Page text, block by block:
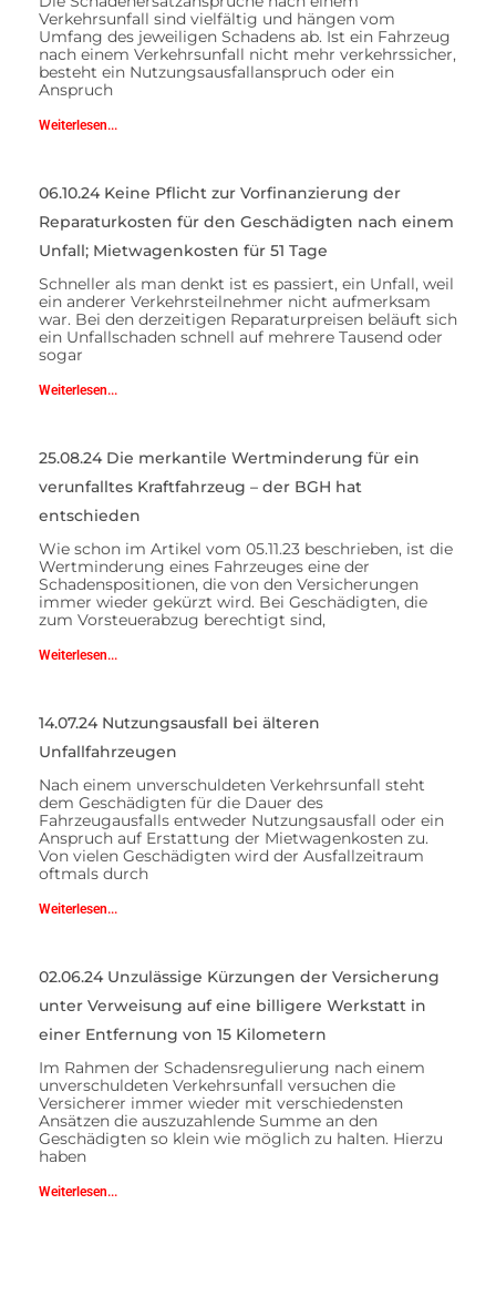
Verkehrsunfall sind vielfältig und hängen vom
Umfang des jeweiligen Schadens ab. Ist ein Fahrzeug
nach einem Verkehrsunfall nicht mehr verkehrssicher,
besteht ein Nutzungsausfallanspruch oder ein
Anspruch
Weiterlesen...
06.10.24 Keine Pflicht zur Vorfinanzierung der
Reparaturkosten für den Geschädigten nach einem
Unfall; Mietwagenkosten für 51 Tage
Schneller als man denkt ist es passiert, ein Unfall, weil
ein anderer Verkehrsteilnehmer nicht aufmerksam
war. Bei den derzeitigen Reparaturpreisen beläuft sich
ein Unfallschaden schnell auf mehrere Tausend oder
sogar
Weiterlesen...
25.08.24 Die merkantile Wertminderung für ein
verunfalltes Kraftfahrzeug – der BGH hat
entschieden
Wie schon im Artikel vom 05.11.23 beschrieben, ist die
Wertminderung eines Fahrzeuges eine der
Schadenspositionen, die von den Versicherungen
immer wieder gekürzt wird. Bei Geschädigten, die
zum Vorsteuerabzug berechtigt sind,
Weiterlesen...
14.07.24 Nutzungsausfall bei älteren
Unfallfahrzeugen
Nach einem unverschuldeten Verkehrsunfall steht
dem Geschädigten für die Dauer des
Fahrzeugausfalls entweder Nutzungsausfall oder ein
Anspruch auf Erstattung der Mietwagenkosten zu.
Von vielen Geschädigten wird der Ausfallzeitraum
oftmals durch
Weiterlesen...
02.06.24 Unzulässige Kürzungen der Versicherung
unter Verweisung auf eine billigere Werkstatt in
einer Entfernung von 15 Kilometern
Im Rahmen der Schadensregulierung nach einem
unverschuldeten Verkehrsunfall versuchen die
Versicherer immer wieder mit verschiedensten
Ansätzen die auszuzahlende Summe an den
Geschädigten so klein wie möglich zu halten. Hierzu
haben
Weiterlesen...